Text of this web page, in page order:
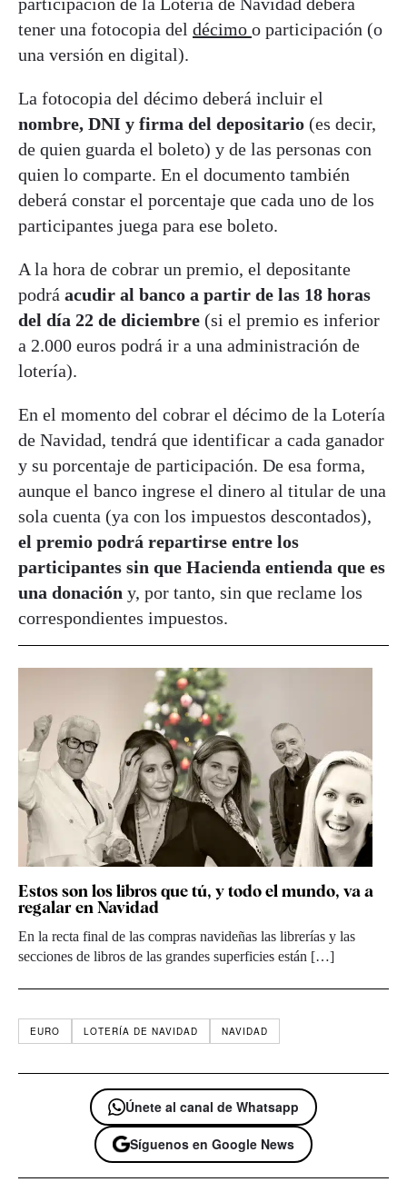
tener una fotocopia del décimo o participación (o
una versión en digital).
La fotocopia del décimo deberá incluir el
nombre, DNI y firma del depositario (es decir,
de quien guarda el boleto) y de las personas con
quien lo comparte. En el documento también
deberá constar el porcentaje que cada uno de los
participantes juega para ese boleto.
A la hora de cobrar un premio, el depositante
podrá acudir al banco a partir de las 18 horas
del día 22 de diciembre (si el premio es inferior
a 2.000 euros podrá ir a una administración de
lotería).
En el momento del cobrar el décimo de la Lotería
de Navidad, tendrá que identificar a cada ganador
y su porcentaje de participación. De esa forma,
aunque el banco ingrese el dinero al titular de una
sola cuenta (ya con los impuestos descontados),
el premio podrá repartirse entre los
participantes sin que Hacienda entienda que es
una donación y, por tanto, sin que reclame los
correspondientes impuestos.
Estos son los libros que tú, y todo el mundo, va a
regalar en Navidad
En la recta final de las compras navideñas las librerías y las
secciones de libros de las grandes superficies están […]
EURO LOTERÍA DE NAVIDAD NAVIDAD
Únete al canal de Whatsapp
Síguenos en Google News